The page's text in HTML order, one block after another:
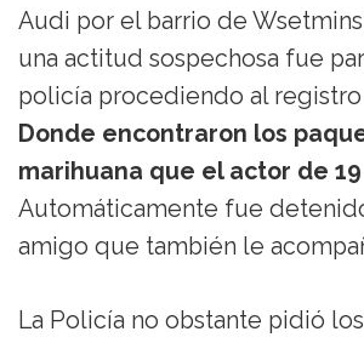
Audi por el barrio de
una actitud sospechosa fue
policía procediendo al
Donde encontraron los
marihuana que el actor de
Automáticamente fue
amigo que también le
La Policía no obstante pidió